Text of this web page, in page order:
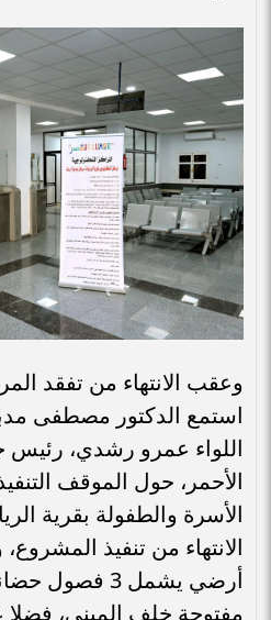
وعقب الانتهاء من تفقد
استمع الدكتور مصطفى
اللواء عمرو رشدي، رئيس
الأحمر، حول الموقف
الأسرة والطفولة بقرية
الانتهاء من تنفيذ
أرضي يشمل 3
مفتوحة خلف المبنى،